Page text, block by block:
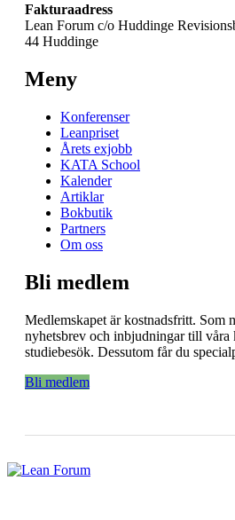
Fakturaadress
Lean Forum c/o Huddinge
44 Huddinge
Meny
Konferenser
Leanpriset
Årets exjobb
KATA School
Kalender
Artiklar
Bokbutik
Partners
Om oss
Bli medlem
Medlemskapet är kostnadsfritt. Som
nyhetsbrev och inbjudningar till våra
studiebesök. Dessutom får du
Bli medlem